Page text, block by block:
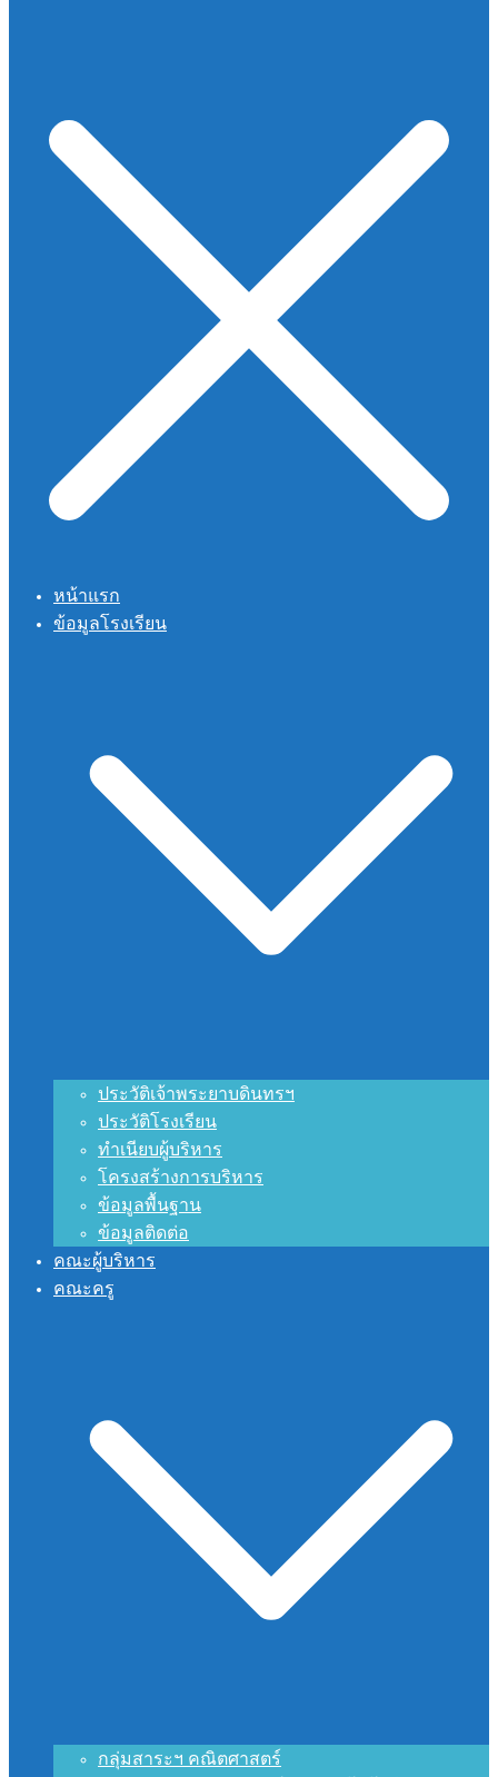
หน้าแรก
ข้อมูลโรงเรียน
ประวัติเจ้าพระยาบดินทรฯ
ประวัติโรงเรียน
ทำเนียบผู้บริหาร
โครงสร้างการบริหาร
ข้อมูลพื้นฐาน
ข้อมูลติดต่อ
คณะผู้บริหาร
คณะครู
กลุ่มสาระฯ คณิตศาสตร์